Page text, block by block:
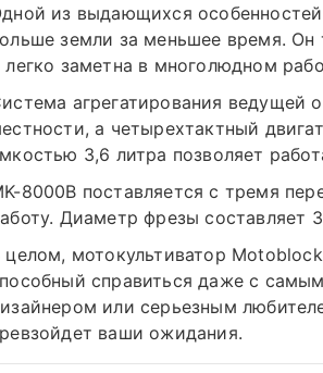
из выдающихся
земли за меньшее время. Он
легко заметна в многолюдном
агрегатирования ведущей
а четырехтактный
3,6 литра позволяет
8000B поставляется с тремя
Диаметр фрезы составляет
целом, мотокультиватор
справиться даже с
или серьезным
ваши ожидания.